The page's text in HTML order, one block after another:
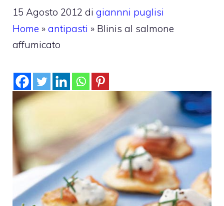
15 Agosto 2012 di giannni puglisi
Home » antipasti » Blinis al salmone
affumicato